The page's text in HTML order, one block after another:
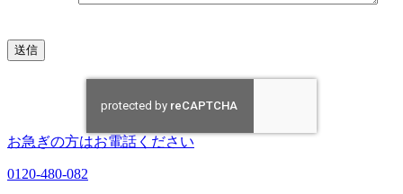
お急ぎの方はお電話ください
0120-480-082